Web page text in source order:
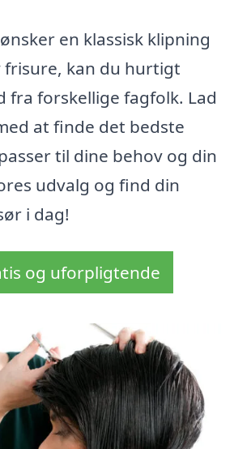
en klassisk klipning
frisure, kan du hurtigt
fra forskellige fagfolk. Lad
at finde det bedste
til dine behov og din
udvalg og find din
i dag!
og uforpligtende